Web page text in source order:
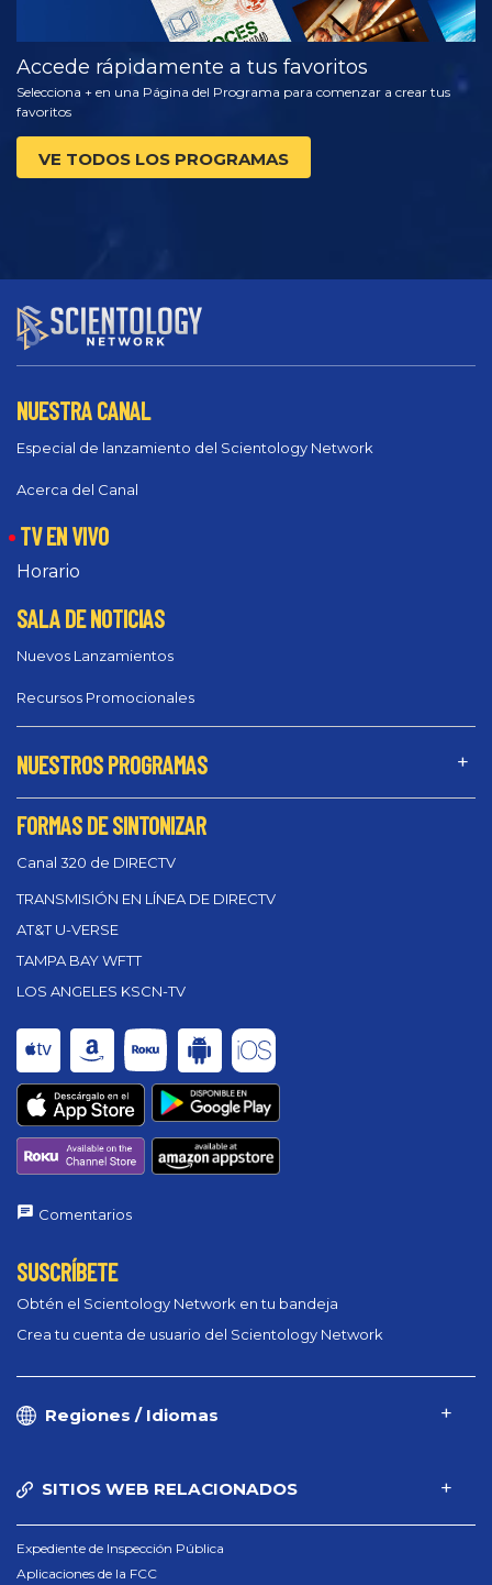
Accede rápidamente a tus favoritos
Selecciona + en una Página del Programa para comenzar a crear tus
favoritos
VE TODOS LOS PROGRAMAS
NUESTRA CANAL
Especial de lanzamiento del Scientology Network
Acerca del Canal
TV EN VIVO
Horario
SALA DE NOTICIAS
Nuevos Lanzamientos
Recursos Promocionales
NUESTROS PROGRAMAS
FORMAS DE SINTONIZAR
Canal 320 de DIRECTV
TRANSMISIÓN EN LÍNEA DE DIRECTV
AT&T U-VERSE
TAMPA BAY WFTT
LOS ANGELES KSCN-TV
Comentarios
SUSCRÍBETE
Obtén el Scientology Network en tu bandeja
Crea tu cuenta de usuario del Scientology Network
Regiones / Idiomas
SITIOS WEB RELACIONADOS
Expediente de Inspección Pública
Aplicaciones de la FCC